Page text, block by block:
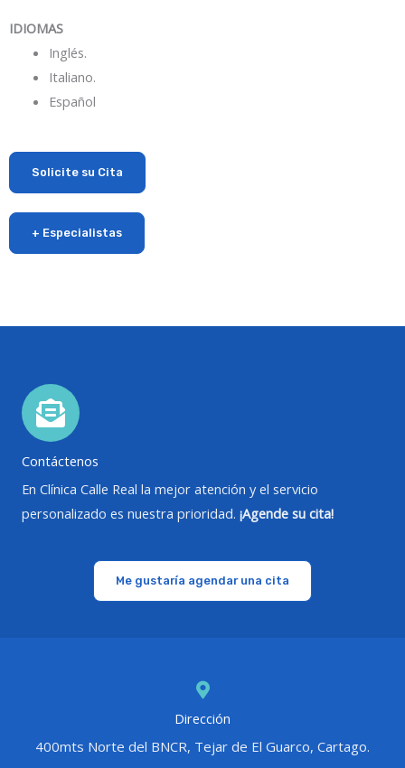
IDIOMAS
Inglés.
Italiano.
Español
Solicite su Cita
+ Especialistas
Contáctenos
En Clínica Calle Real la mejor atención y el servicio
personalizado es nuestra prioridad. ¡Agende su cita!
Me gustaría agendar una cita
Dirección
400mts Norte del BNCR, Tejar de El Guarco, Cartago.